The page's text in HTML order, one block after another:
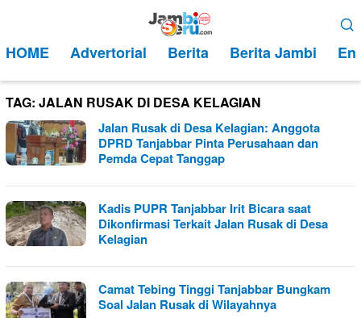
kontenMobile
HOME Advertorial Berita Berita Jambi
TAG: JALAN RUSAK DI DESA KELAGIAN
Jalan Rusak di Desa Kelagian: Anggota
DPRD Tanjabbar Pinta Perusahaan dan
Pemda Cepat Tanggap
Kadis PUPR Tanjabbar Irit Bicara saat
Dikonfirmasi Terkait Jalan Rusak di Desa
Kelagian
Camat Tebing Tinggi Tanjabbar Bungkam
Soal Jalan Rusak di Wilayahnya